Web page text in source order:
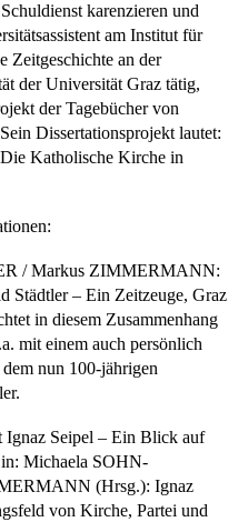
karenzieren und
am Institut für
Zeitgeschichte an der
der Universität Graz tätig,
der Tagebücher von
Dissertationsprojekt lautet:
Katholische Kirche in
/ Markus ZIMMERMANN:
Städtler – Ein Zeitzeuge, Graz
in diesem Zusammenhang
mit einem auch persönlich
nun 100-jährigen
Seipel – Ein Blick auf
Michaela SOHN-
(Hrsg.): Ignaz
von Kirche, Partei und